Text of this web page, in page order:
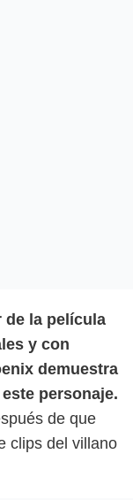
de la película
y con
demuestra
personaje.
de que
clips del villano